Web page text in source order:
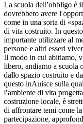
La scuola dell′obbligo è
dovrebbero avere
come in una sorta di
di vita costruito. In
importante utilizzare al
persone e altri esseri
Il modo in cui abitiamo,
libero, andiamo a scuola
dallo spazio costruito e
questo inAuisce sulla
l′ambiente di vita
costruzione locale, è
di affrontare temi come
partecipazione,